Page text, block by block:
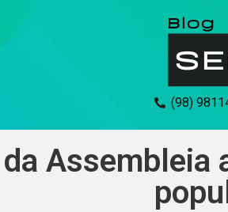
(98)
Assembleia